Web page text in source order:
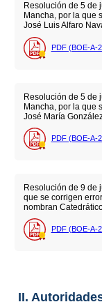
Resolución de 5 de
Mancha, por la que
José Luis Alfaro
PDF (BOE-A-
Resolución de 5 de
Mancha, por la que
José María
PDF (BOE-A-
Resolución de 9 de
que se corrigen
nombran
PDF (BOE-A-
II.